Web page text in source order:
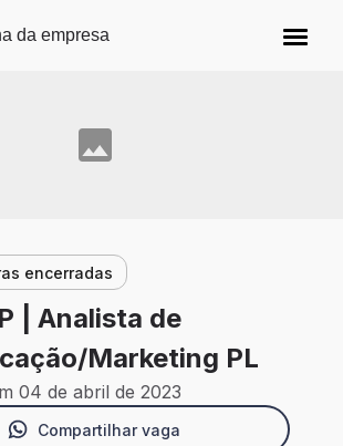
principal
da empresa
encerradas
| Analista de
Marketing PL
04 de abril de 2023
Compartilhar vaga